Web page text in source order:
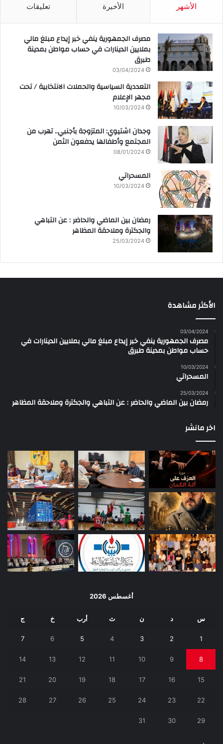
الأشهر الأخيرة تعليقات
مصرف الجمهورية ينفي خبر إيداع مبلغ مالي
بملايين الدينارات في حساب مواطن بمدينة
طبرق
03/04/2024
التعددية السياسية والحملات الانتخابية / تحت
مجهر الإعلام
10/03/2024
وجدان اشتيوي: المتزوجة بأجنبي.. تهرب من
المجتمع وأطفالها يدفعون الثمن
08/01/2024
المسحراتي
10/03/2024
رمضان بين الماضي والحاضر : عن التباهي
والجكترة وملاحقة المظاهر
25/03/2024
الأكثر مشاهدة
03/04/2024
مصرف الجمهورية ينفي خبر إيداع مبلغ مالي بملايين الدينارات في
حساب مواطن بمدينة طبرق
10/03/2024
المسحراتي
25/03/2024
رمضان بين الماضي والحاضر : عن التباهي والجكترة وملاحقة المظاهر
اخر مانشر
أغسطس 2026
س د ن ث أرب خ ج
1
2
3
4
5
6
7
8
9
10
11
12
13
14
15
16
17
18
19
20
21
22
23
24
25
26
27
28
29
30
31